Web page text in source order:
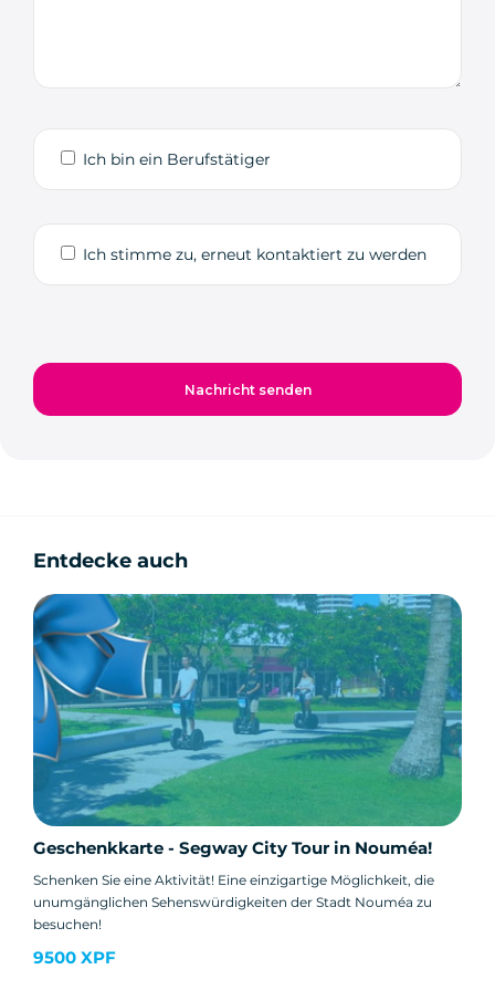
Ich bin ein Berufstätiger
Ich stimme zu, erneut kontaktiert zu werden
Entdecke auch
Geschenkkarte - Segway City Tour in Nouméa!
Schenken Sie eine Aktivität! Eine einzigartige Möglichkeit, die
unumgänglichen Sehenswürdigkeiten der Stadt Nouméa zu
besuchen!
9500 XPF